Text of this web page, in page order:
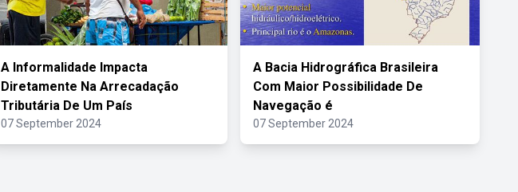
A Informalidade Impacta
Diretamente Na Arrecadação
Tributária De Um País
07 September 2024
A Bacia Hidrográfica Brasileira
Com Maior Possibilidade De
Navegação é
07 September 2024